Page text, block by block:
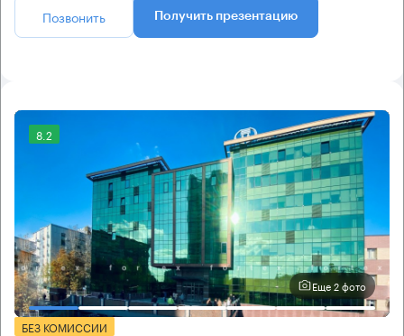
Позвонить Получить презентацию
8.2
Еще 2 фото
БЕЗ КОМИССИИ